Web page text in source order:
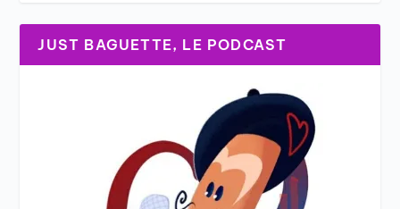
JUST BAGUETTE, LE PODCAST